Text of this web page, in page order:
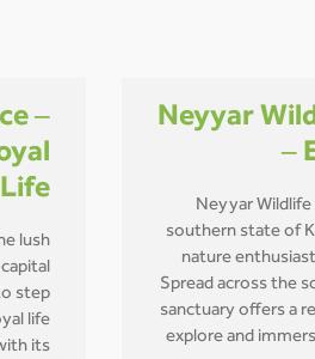
Neyyar
–
Neyyar
southern state of
nature
Spread across the
sanctuary offers a
explore and
–
Life
lush
step
life
its